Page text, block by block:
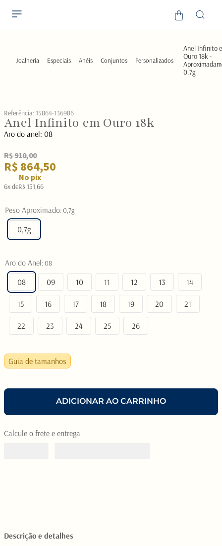
Joalheria Especiais Anéis Conjuntos Personalizados
Anel Infinito
Ouro 18k -
0.7g
Referência: 15864-136986
Anel Infinito em Ouro 18k
Aro do anel: 08
R$ 910,00
R$ 864,50
No pix
6x deR$ 151,66
Peso Aproximado:0,7g
0,7g
Aro do Anel:08
08 09 10 11 12 13 14
15 16 17 18 19 20 21
22 23 24 25 26
Guia de tamanhos
ADICIONAR AO CARRINHO
Calcule o frete e entrega
Descrição e detalhes